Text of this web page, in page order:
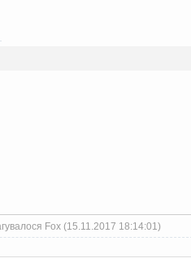
Fox (15.11.2017 18:14:01)